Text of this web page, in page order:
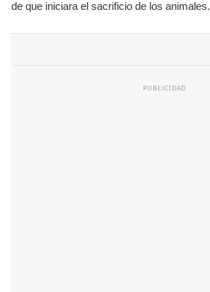
de que iniciara el sacrificio de los animales.
PUBLICIDAD